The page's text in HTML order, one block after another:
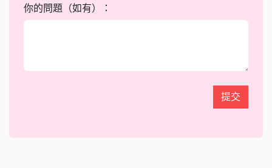
你的問題（如有）：
提交